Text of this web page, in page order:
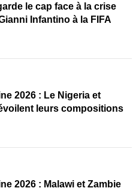
le cap face à la crise
Infantino à la FIFA
2026 : Le Nigeria et
leurs compositions
2026 : Malawi et Zambie